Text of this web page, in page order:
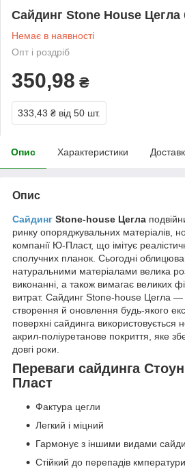
Сайдинг Stone House Цегла
Немає в наявності
Опт і роздріб
350,98 ₴
333,43 ₴ від 50 шт.
Опис Характеристики
Опис
Сайдинг Stone-house Цегла
ринку опоряджувальних матеріалів,
компанії Ю-Пласт, що імітує
сполучних планок. Сьогодні
натуральними матеріалами велика
виконанні, а також вимагає великих
витрат. Сайдинг Stone-house Цегла
створення й оновлення будь-якого
поверхні сайдинга використовується
акрил-поліуретанове покриття, яке
довгі роки.
Переваги сайдинга
Пласт
Фактура цегли
Легкий і міцний
Гармонує з іншими видами
Стійкий до перепадів